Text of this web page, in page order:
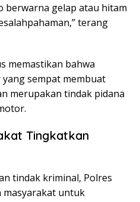
berwarna gelap atau hitam
terang
memastikan bahwa
sempat membuat
merupakan tindak pidana
Tingkatkan
tindak kriminal, Polres
untuk